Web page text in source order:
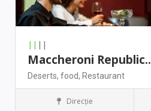
|| ||
Maccheroni Republic..
Deserts, food, Restaurant
Antique storesDirecţie